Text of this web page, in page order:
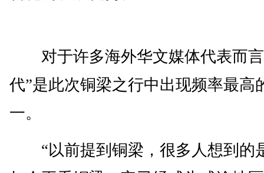
对于许多海外华文媒体代表而言
代”是此次铜梁之行中出现频率最高
一。
“以前提到铜梁，很多人想到的